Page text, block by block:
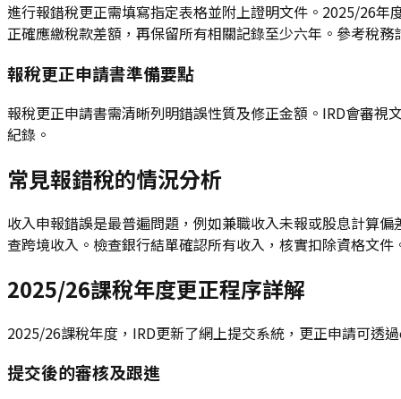
進行報錯稅更正需填寫指定表格並附上證明文件。2025/26
正確應繳稅款差額，再保留所有相關記錄至少六年。參考稅
報稅更正申請書準備要點
報稅更正申請書需清晰列明錯誤性質及修正金額。IRD會審
紀錄。
常見報錯稅的情況分析
收入申報錯誤是最普遍問題，例如兼職收入未報或股息計算
查跨境收入。檢查銀行結單確認所有收入，核實扣除資格文
2025/26課稅年度更正程序詳解
2025/26課稅年度，IRD更新了網上提交系統，更正申請可透
提交後的審核及跟進